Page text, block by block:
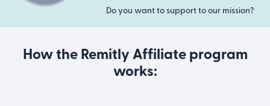
Do you want to support to our mission?
How the Remitly Affiliate program
works: